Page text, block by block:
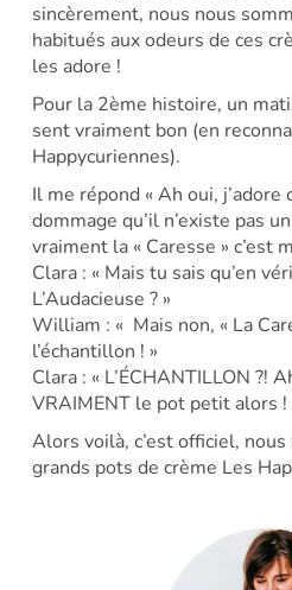
sincèrement, nous nous
habitués aux odeurs de ces
les adore !
Pour la 2ème histoire, un
sent vraiment bon (en
Happycuriennes).
Il me répond « Ah oui, j’adore
dommage qu’il n’existe pas
vraiment la « Caresse » c’est
Clara : « Mais tu sais qu’en
L’Audacieuse ? »
William : « Mais non, « La
l’échantillon ! »
Clara : « L’ÉCHANTILLON ?!
VRAIMENT le pot petit alors !
Alors voilà, c’est officiel,
grands pots de crème Les